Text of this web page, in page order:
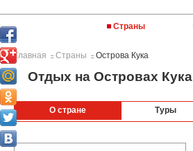
Страны
Главная :: Страны :: Острова Кука
Отдых на Островах Кука
О стране Туры